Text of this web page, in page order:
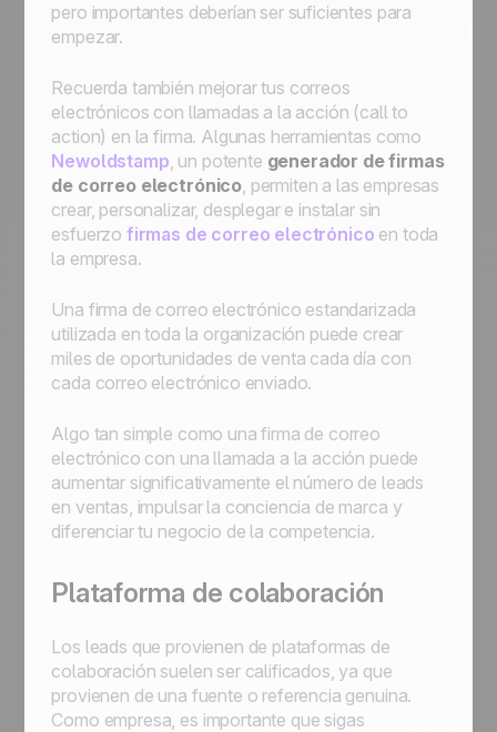
pero importantes deberían ser suficientes para
empezar.
Recuerda también mejorar tus correos
electrónicos con llamadas a la acción (call to
action) en la firma. Algunas herramientas como
Newoldstamp, un potente generador de firmas
de correo electrónico, permiten a las empresas
crear, personalizar, desplegar e instalar sin
esfuerzo firmas de correo electrónico en toda
la empresa.
Una firma de correo electrónico estandarizada
utilizada en toda la organización puede crear
miles de oportunidades de venta cada día con
cada correo electrónico enviado.
Algo tan simple como una firma de correo
electrónico con una llamada a la acción puede
aumentar significativamente el número de leads
en ventas, impulsar la conciencia de marca y
diferenciar tu negocio de la competencia.
Plataforma de colaboración
Los leads que provienen de plataformas de
colaboración suelen ser calificados, ya que
provienen de una fuente o referencia genuina.
Como empresa, es importante que sigas